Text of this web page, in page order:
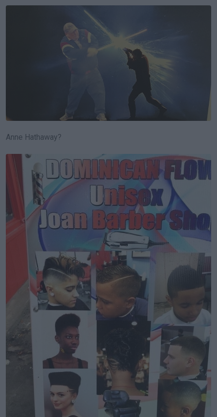
Anne Hathaway?